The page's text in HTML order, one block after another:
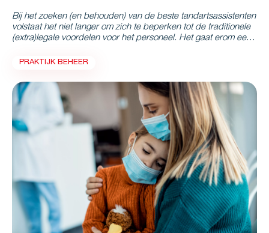
Bij het zoeken (en behouden) van de beste tandartsassistenten
volstaat het niet langer om zich te beperken tot de traditionele
(extra)legale voordelen voor het personeel. Het gaat erom een
medewerkers zingeving op het werk geeft en tegelijk uw
te weten wat u nodig hebt om een zorgende manager te
worden.
PRAKTIJK BEHEER